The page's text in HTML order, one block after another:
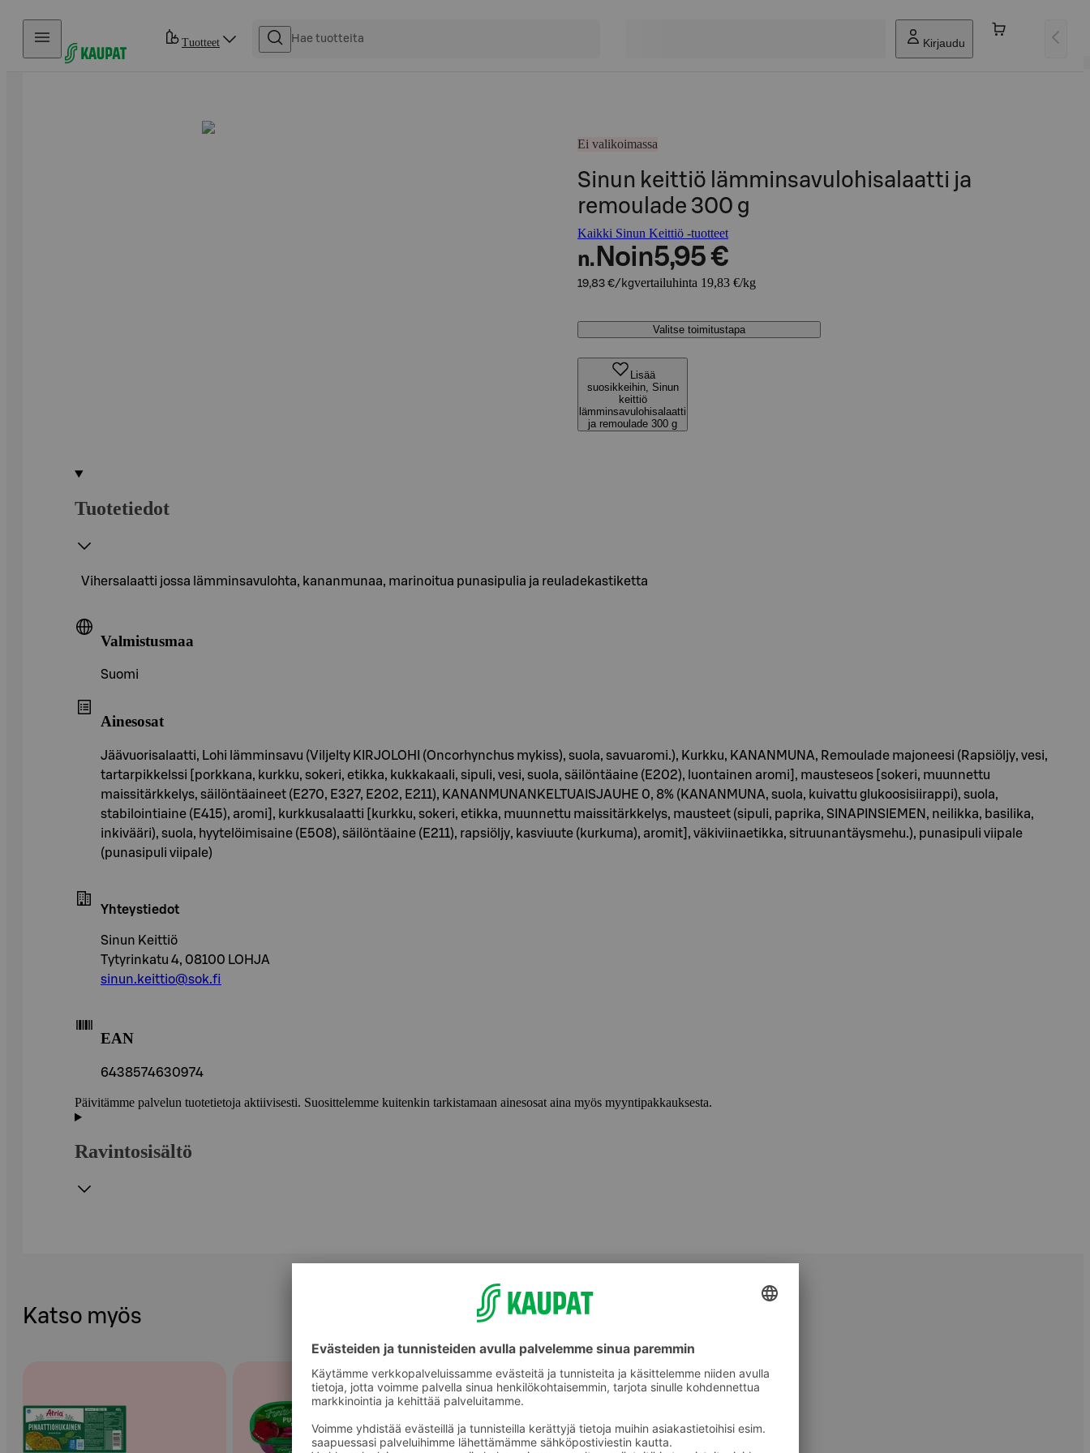
Hyppää sisältöön
Tuotteet Kirjaudu
Ei valikoimassa
Sinun keittiö lämminsavulohisalaatti ja
remoulade 300 g
Kaikki Sinun Keittiö -tuotteet
n. Noin5,95 €
19,83 €/kgvertailuhinta 19,83 €/kg
Valitse toimitustapa
Lisää
suosikkeihin, Sinun
keittiö
lämminsavulohisalaatti
ja remoulade 300 g
Tuotetiedot
Vihersalaatti jossa lämminsavulohta, kananmunaa, marinoitua punasipulia ja reuladekastiketta
Valmistusmaa
Suomi
Ainesosat
Jäävuorisalaatti, Lohi lämminsavu (Viljelty KIRJOLOHI (Oncorhynchus mykiss), suola, savuaromi.), Kurkku, KANANMUNA, Remoulade majoneesi (Rapsiöljy, vesi,
tartarpikkelssi [porkkana, kurkku, sokeri, etikka, kukkakaali, sipuli, vesi, suola, säilöntäaine (E202), luontainen aromi], mausteseos [sokeri, muunnettu
maissitärkkelys, säilöntäaineet (E270, E327, E202, E211), KANANMUNANKELTUAISJAUHE 0, 8% (KANANMUNA, suola, kuivattu glukoosisiirappi), suola,
stabilointiaine (E415), aromi], kurkkusalaatti [kurkku, sokeri, etikka, muunnettu maissitärkkelys, mausteet (sipuli, paprika, SINAPINSIEMEN, neilikka, basilika,
inkivääri), suola, hyytelöimisaine (E508), säilöntäaine (E211), rapsiöljy, kasviuute (kurkuma), aromit], väkiviinaetikka, sitruunantäysmehu.), punasipuli viipale
(punasipuli viipale)
Yhteystiedot
Sinun Keittiö
Tytyrinkatu 4, 08100 LOHJA
sinun.keittio@sok.fi
EAN
6438574630974
Päivitämme palvelun tuotetietoja aktiivisesti. Suosittelemme kuitenkin tarkistamaan ainesosat aina myös myyntipakkauksesta.
Ravintosisältö
Katso myös